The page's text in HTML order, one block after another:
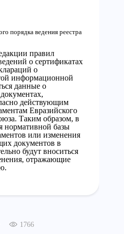
порядка ведения реестра
правил
о сертификатах
о
информационной
данные о
действующим
Евразийского
Таким образом, в
нормативной базы
или изменения
документов в
будут вноситься
отражающие
1766